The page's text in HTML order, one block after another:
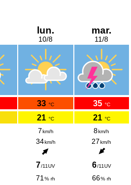
lun.
10/8
33 °C
21 °C
7km/h
34km/h
7/11UV
71 % rh
mar.
11/8
35 °C
21 °C
8km/h
27 km/h
6/11UV
66% rh